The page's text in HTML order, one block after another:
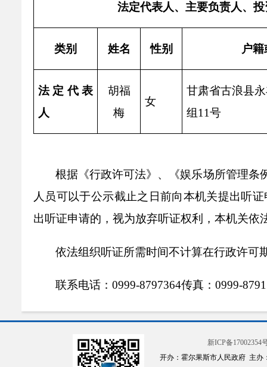
法定代表人、主要负责人、
类别 姓名 性别 户
法定代表
人
胡福
梅
女
甘肃省古浪县
组 11号
根据《行政许可法》、《娱乐场所管理条
人员可以于公示截止之日前向本机关提出听
出听证申请的，视为放弃听证权利，本机关依
依法组织听证所需时间不计算在行政许可
联系电话：0999-8797364传真：0999-
通讯地址：霍尔果斯市亚欧北路1号电视
邮编：835221
新ICP备17002354
开办：霍尔果斯市人民政府 主办